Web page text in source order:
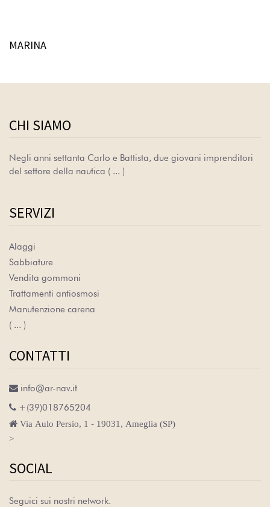
MARINA
CHI SIAMO
Negli anni settanta Carlo e Battista, due giovani imprenditori
del settore della nautica ( ... )
SERVIZI
Alaggi
Sabbiature
Vendita gommoni
Trattamenti antiosmosi
Manutenzione carena
( ... )
CONTATTI
 info@ar-nav.it
 +(39)018765204
 Via Aulo Persio, 1 - 19031, Ameglia (SP)
>
SOCIAL
Seguici sui nostri network.